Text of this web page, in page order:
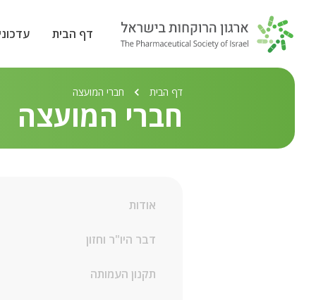
דף הבית
דף הבית חברי המועצה
חברי המועצה
אודות
דבר היו"ר וחזון
תקנון העמותה